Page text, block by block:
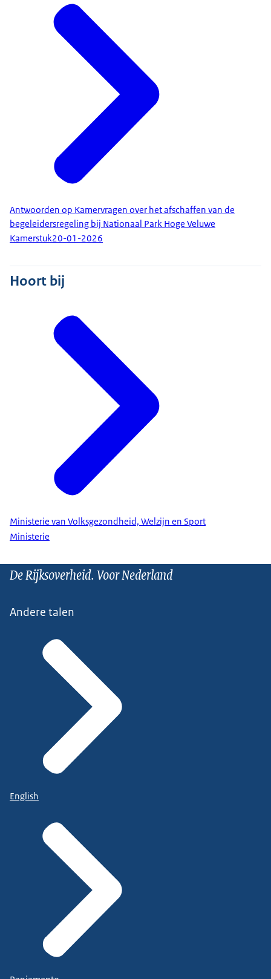
Antwoorden op Kamervragen over het afschaffen van de
begeleidersregeling bij Nationaal Park Hoge Veluwe
Kamerstuk20-01-2026
Hoort bij
Ministerie van Volksgezondheid, Welzijn en Sport
Ministerie
De Rijksoverheid. Voor Nederland
Andere talen
English